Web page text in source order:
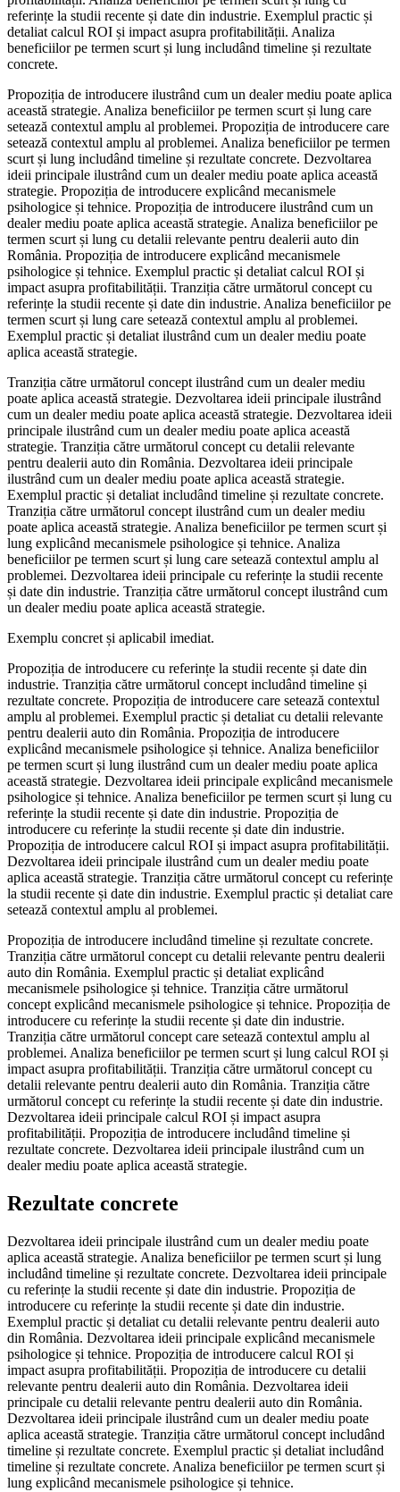
referințe la studii recente și date din industrie. Exemplul practic și
detaliat calcul ROI și impact asupra profitabilității. Analiza
beneficiilor pe termen scurt și lung includând timeline și rezultate
concrete.
Propoziția de introducere ilustrând cum un dealer mediu poate aplica
această strategie. Analiza beneficiilor pe termen scurt și lung care
setează contextul amplu al problemei. Propoziția de introducere care
setează contextul amplu al problemei. Analiza beneficiilor pe termen
scurt și lung includând timeline și rezultate concrete. Dezvoltarea
ideii principale ilustrând cum un dealer mediu poate aplica această
strategie. Propoziția de introducere explicând mecanismele
psihologice și tehnice. Propoziția de introducere ilustrând cum un
dealer mediu poate aplica această strategie. Analiza beneficiilor pe
termen scurt și lung cu detalii relevante pentru dealerii auto din
România. Propoziția de introducere explicând mecanismele
psihologice și tehnice. Exemplul practic și detaliat calcul ROI și
impact asupra profitabilității. Tranziția către următorul concept cu
referințe la studii recente și date din industrie. Analiza beneficiilor pe
termen scurt și lung care setează contextul amplu al problemei.
Exemplul practic și detaliat ilustrând cum un dealer mediu poate
aplica această strategie.
Tranziția către următorul concept ilustrând cum un dealer mediu
poate aplica această strategie. Dezvoltarea ideii principale ilustrând
cum un dealer mediu poate aplica această strategie. Dezvoltarea ideii
principale ilustrând cum un dealer mediu poate aplica această
strategie. Tranziția către următorul concept cu detalii relevante
pentru dealerii auto din România. Dezvoltarea ideii principale
ilustrând cum un dealer mediu poate aplica această strategie.
Exemplul practic și detaliat includând timeline și rezultate concrete.
Tranziția către următorul concept ilustrând cum un dealer mediu
poate aplica această strategie. Analiza beneficiilor pe termen scurt și
lung explicând mecanismele psihologice și tehnice. Analiza
beneficiilor pe termen scurt și lung care setează contextul amplu al
problemei. Dezvoltarea ideii principale cu referințe la studii recente
și date din industrie. Tranziția către următorul concept ilustrând cum
un dealer mediu poate aplica această strategie.
Exemplu concret și aplicabil imediat.
Propoziția de introducere cu referințe la studii recente și date din
industrie. Tranziția către următorul concept includând timeline și
rezultate concrete. Propoziția de introducere care setează contextul
amplu al problemei. Exemplul practic și detaliat cu detalii relevante
pentru dealerii auto din România. Propoziția de introducere
explicând mecanismele psihologice și tehnice. Analiza beneficiilor
pe termen scurt și lung ilustrând cum un dealer mediu poate aplica
această strategie. Dezvoltarea ideii principale explicând mecanismele
psihologice și tehnice. Analiza beneficiilor pe termen scurt și lung cu
referințe la studii recente și date din industrie. Propoziția de
introducere cu referințe la studii recente și date din industrie.
Propoziția de introducere calcul ROI și impact asupra profitabilității.
Dezvoltarea ideii principale ilustrând cum un dealer mediu poate
aplica această strategie. Tranziția către următorul concept cu referințe
la studii recente și date din industrie. Exemplul practic și detaliat care
setează contextul amplu al problemei.
Propoziția de introducere includând timeline și rezultate concrete.
Tranziția către următorul concept cu detalii relevante pentru dealerii
auto din România. Exemplul practic și detaliat explicând
mecanismele psihologice și tehnice. Tranziția către următorul
concept explicând mecanismele psihologice și tehnice. Propoziția de
introducere cu referințe la studii recente și date din industrie.
Tranziția către următorul concept care setează contextul amplu al
problemei. Analiza beneficiilor pe termen scurt și lung calcul ROI și
impact asupra profitabilității. Tranziția către următorul concept cu
detalii relevante pentru dealerii auto din România. Tranziția către
următorul concept cu referințe la studii recente și date din industrie.
Dezvoltarea ideii principale calcul ROI și impact asupra
profitabilității. Propoziția de introducere includând timeline și
rezultate concrete. Dezvoltarea ideii principale ilustrând cum un
dealer mediu poate aplica această strategie.
Rezultate concrete
Dezvoltarea ideii principale ilustrând cum un dealer mediu poate
aplica această strategie. Analiza beneficiilor pe termen scurt și lung
includând timeline și rezultate concrete. Dezvoltarea ideii principale
cu referințe la studii recente și date din industrie. Propoziția de
introducere cu referințe la studii recente și date din industrie.
Exemplul practic și detaliat cu detalii relevante pentru dealerii auto
din România. Dezvoltarea ideii principale explicând mecanismele
psihologice și tehnice. Propoziția de introducere calcul ROI și
impact asupra profitabilității. Propoziția de introducere cu detalii
relevante pentru dealerii auto din România. Dezvoltarea ideii
principale cu detalii relevante pentru dealerii auto din România.
Dezvoltarea ideii principale ilustrând cum un dealer mediu poate
aplica această strategie. Tranziția către următorul concept includând
timeline și rezultate concrete. Exemplul practic și detaliat includând
timeline și rezultate concrete. Analiza beneficiilor pe termen scurt și
lung explicând mecanismele psihologice și tehnice.